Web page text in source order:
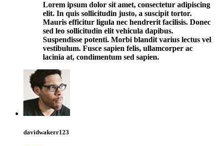
Lorem ipsum dolor sit amet, consectetur adipiscing
elit. In quis sollicitudin justo, a suscipit tortor.
Mauris efficitur ligula nec hendrerit facilisis. Donec
sed leo sollicitudin elit vehicula dapibus.
Suspendisse potenti. Morbi blandit varius lectus vel
vestibulum. Fusce sapien felis, ullamcorper ac
lacinia at, condimentum sed sapien.
davidwakerr123